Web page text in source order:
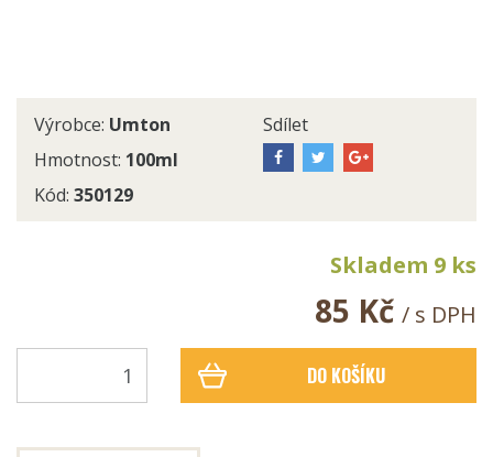
Výrobce: Umton
Hmotnost: 100ml
Kód: 350129
Sdílet
Skladem 9 ks
85 Kč / s DPH
DO KOŠÍKU